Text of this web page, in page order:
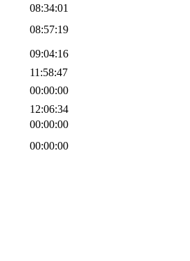
08:34:01
08:57:19
09:04:16
11:58:47
00:00:00
12:06:34
00:00:00
00:00:00